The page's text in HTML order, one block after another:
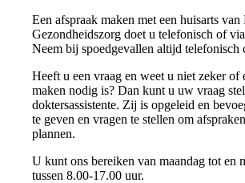
Een afspraak maken met een huisarts
Gezondheidszorg doet u telefonisch of
Neem bij spoedgevallen altijd telefonisch
Heeft u een vraag en weet u niet zeker of
maken nodig is? Dan kunt u uw vraag
doktersassistente. Zij is opgeleid en
te geven en vragen te stellen om
plannen.
U kunt ons bereiken van maandag tot en
tussen 8.00-17.00 uur.